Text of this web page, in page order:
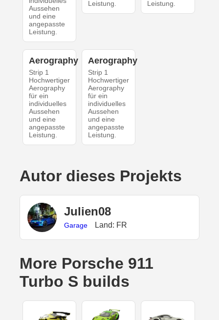
Aussehen
und eine
angepasste
Leistung.
Leistung. Leistung.
Aerography
Strip 1
Hochwertiger
Aerography
für ein
individuelles
Aussehen
und eine
angepasste
Leistung.
Aerography
Strip 1
Hochwertiger
Aerography
für ein
individuelles
Aussehen
und eine
angepasste
Leistung.
Autor dieses Projekts
Julien08
Garage Land: FR
More Porsche 911
Turbo S builds